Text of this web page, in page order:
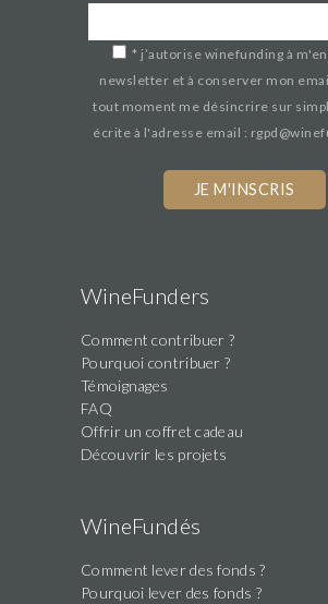
* j’autorise winefunding à
newsletter et à conserver mon
tout moment me désincrire sur
écrite à l'adresse email :
WineFunders
Comment contribuer ?
Pourquoi contribuer ?
Témoignages
FAQ
Offrir un coffret cadeau
Découvrir les projets
WineFundés
Comment lever des fonds ?
Pourquoi lever des fonds ?